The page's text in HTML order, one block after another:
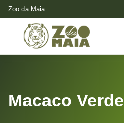
Zoo da Maia
Macaco Verde